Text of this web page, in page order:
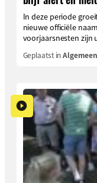
In deze periode
nieuwe officiële
voorjaarsnesten zijn
Geplaatst inAlgemeen